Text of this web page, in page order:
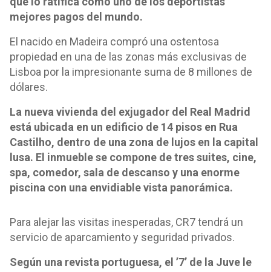
mejores pagos del mundo.
El nacido en Madeira compró una ostentosa
propiedad en una de las zonas más exclusivas de
Lisboa por la impresionante suma de 8 millones de
dólares.
La nueva vivienda del exjugador del Real Madrid
está ubicada en un edificio de 14 pisos en Rua
Castilho, dentro de una zona de lujos en la capital
lusa. El inmueble se compone de tres suites, cine,
spa, comedor, sala de descanso y una enorme
piscina con una envidiable vista panorámica.
Para alejar las visitas inesperadas, CR7 tendrá un
servicio de aparcamiento y seguridad privados.
Según una revista portuguesa, el ’7’ de la Juve le